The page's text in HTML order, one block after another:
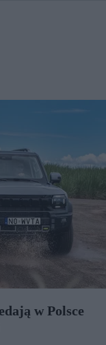
w Polsce